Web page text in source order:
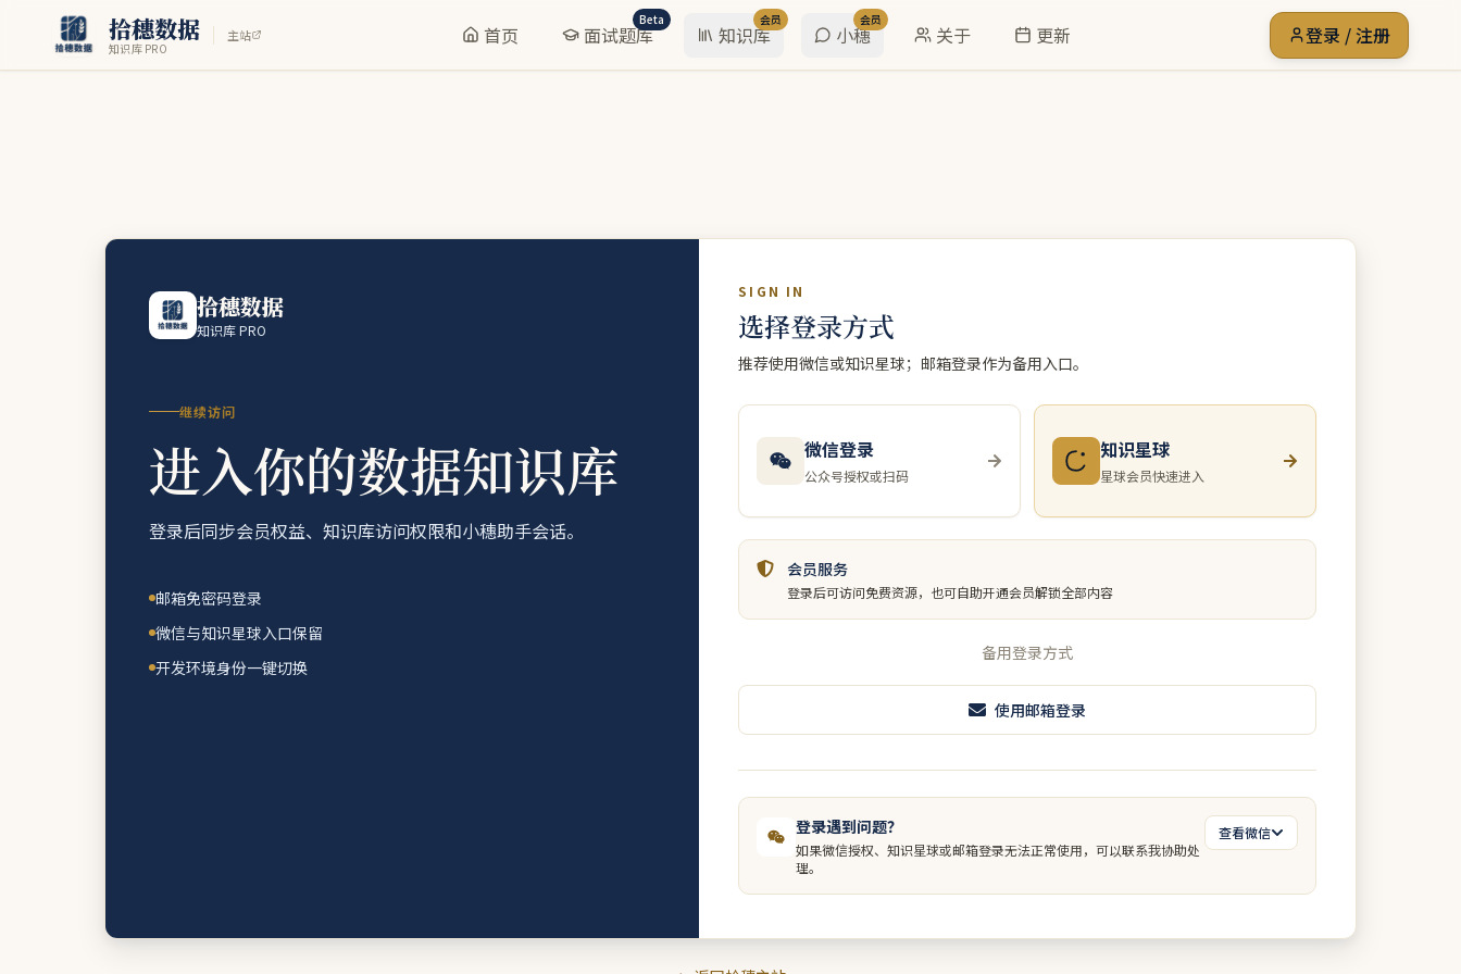
拾穗数据
知识库 PRO
主站 首页 面试题库
Beta
知识库
会员
小穗
会员
关于 更新 登录 / 注册
拾穗数据
知识库 PRO
继续访问
进入你的数据知识库
登录后同步会员权益、知识库访问权限和小穗助手会话。
邮箱免密码登录
微信与知识星球入口保留
开发环境身份一键切换
SIGN IN
选择登录方式
推荐使用微信或知识星球；邮箱登录作为备用入口。
微信登录
公众号授权或扫码
知识星球
星球会员快速进入
会员服务
登录后可访问免费资源，也可自助开通会员解锁全部内容
备用登录方式
使用邮箱登录
登录遇到问题？
如果微信授权、知识星球或邮箱登录无法正常使用，可以联系我协助处
理。
查看微信